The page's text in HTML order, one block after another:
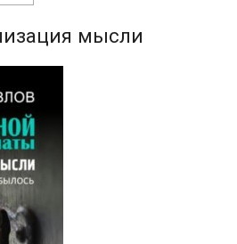
мысли